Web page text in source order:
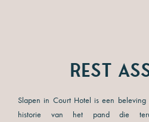
Rest
Slapen in Court Hotel is een
historie van het pand die